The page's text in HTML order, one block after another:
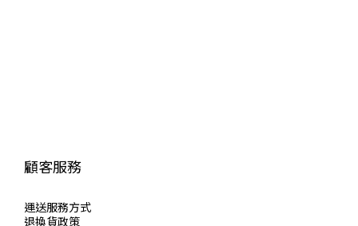
顧客服務
運送服務方式
退換貨政策